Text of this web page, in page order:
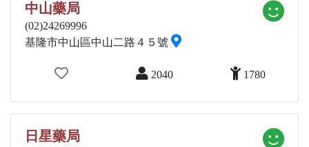
中山藥局
(02)24269996
基隆市中山區中山二路４５號
2040 1780
日星藥局